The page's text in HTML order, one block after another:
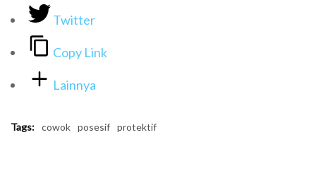
Twitter
Copy Link
Lainnya
Tags: cowok posesif protektif